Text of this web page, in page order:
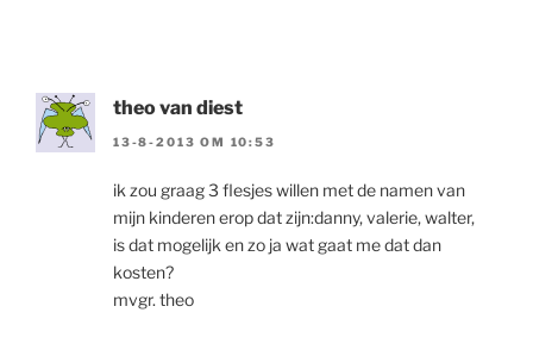
theo van diest
13-8-2013 OM 10:53
ik zou graag 3 flesjes willen met de namen van
mijn kinderen erop dat zijn:danny, valerie, walter,
is dat mogelijk en zo ja wat gaat me dat dan
kosten?
mvgr. theo